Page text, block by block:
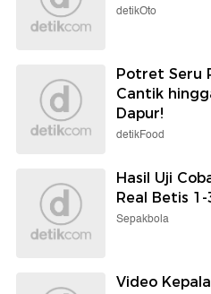
detikOto
Potret Seru
Cantik
Dapur!
detikFood
Hasil Uji
Real Betis 1-
Sepakbola
Video